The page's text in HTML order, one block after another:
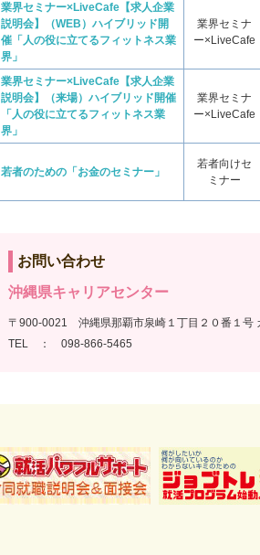
業界セミナー×LiveCafe【求人企業
説明会】（WEB）ハイブリッド開
催「人の役に立てるフィットネス業
界」
業界セミナ
ー×LiveCafe
業界セミナー×LiveCafe【求人企業
説明会】（来場）ハイブリッド開催
「人の役に立てるフィットネス業
界」
業界セミナ
ー×LiveCafe
若者のための「お金のセミナー」
若者向けセ
ミナー
お問い合わせ
沖縄県キャリアセンター
〒900-0021 沖縄県那覇市泉崎１丁目２０番１号
TEL ： 098-866-5465